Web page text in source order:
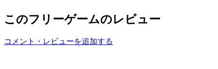
このフリーゲームのレビュー
コメント・レビューを追加する